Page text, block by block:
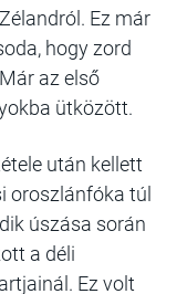
Ez már
hogy zord
az első
ütközött.
után kellett
oroszlánfóka túl
úszása során
a déli
Ez volt